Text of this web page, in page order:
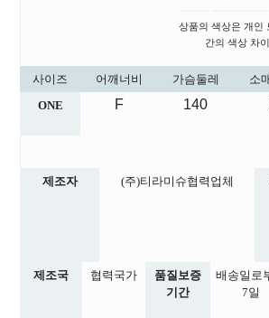
상품의 색상은 개인
간의 색상 차
사이즈 어깨너비 가슴둘레 소
ONE
F 140
제조자 (주)티라미슈협력업체
제조국
협력국가
품질보증
기간
배송일로
7일